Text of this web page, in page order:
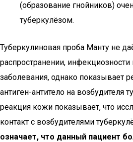
(образование гнойников)
туберкулёзом.
Туберкулиновая проба Манту не
распространении,
заболевания, однако показывает
антиген-антитело на возбудителя
реакция кожи показывает, что
контакт с возбудителями
означает, что данный пациент